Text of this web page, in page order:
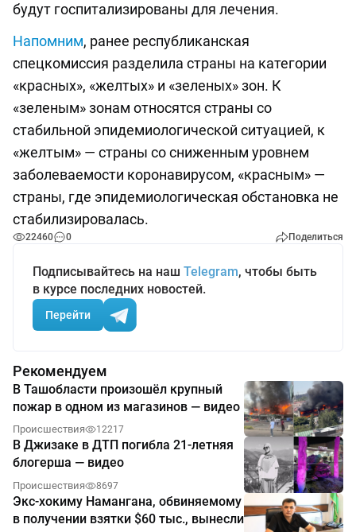
будут госпитализированы для лечения.
Напомним, ранее республиканская
спецкомиссия разделила страны на категории
«красных», «желтых» и «зеленых» зон. К
«зеленым» зонам относятся страны со
стабильной эпидемиологической ситуацией, к
«желтым» — страны со сниженным уровнем
заболеваемости коронавирусом, «красным» —
страны, где эпидемиологическая обстановка не
стабилизировалась.
22460 0 Поделиться
Подписывайтесь на наш Telegram, чтобы быть
в курсе последних новостей.
Перейти
Рекомендуем
В Ташобласти произошёл крупный
пожар в одном из магазинов — видео
Происшествия 12217
В Джизаке в ДТП погибла 21-летняя
блогерша — видео
Происшествия 8697
Экс-хокиму Намангана, обвиняемому
в получении взятки $60 тыс., вынесли